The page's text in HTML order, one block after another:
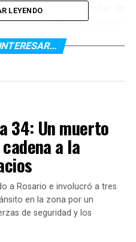
tiende a «presentar de
que permitan describir
esenciales de
a partir de una
la comunicación
cautelosas dado
los aportes de
de los procesos de
variaciones y diferencias
informe los define como
una persona causa la
intencional de la violencia»
todos los casos de hechos
LEYENDO
34: Un muerto
a la
a Rosario e involucró a tres
en la zona por un
de seguridad y los